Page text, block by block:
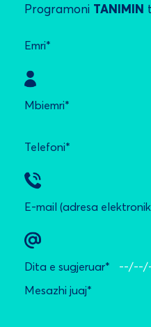
Programoni TANIMIN
Emri*
Mbiemri*
Telefoni*
E-mail (adresa
Dita e sugjeruar*
Mesazhi juaj*